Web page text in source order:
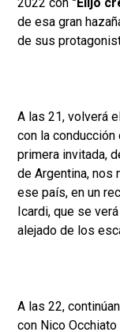
de esa gran
de sus
A las 21, volverá
con la
primera invitada,
de Argentina, nos
ese país, en un
Icardi, que se
alejado de los
A las 22,
con Nico